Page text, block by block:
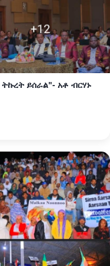
ይሰራል"- አቶ ብርሃኑ